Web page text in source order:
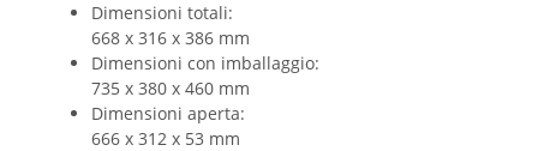
Dimensioni totali:
668 x 316 x 386 mm
Dimensioni con imballaggio:
735 x 380 x 460 mm
Dimensioni aperta:
666 x 312 x 53 mm